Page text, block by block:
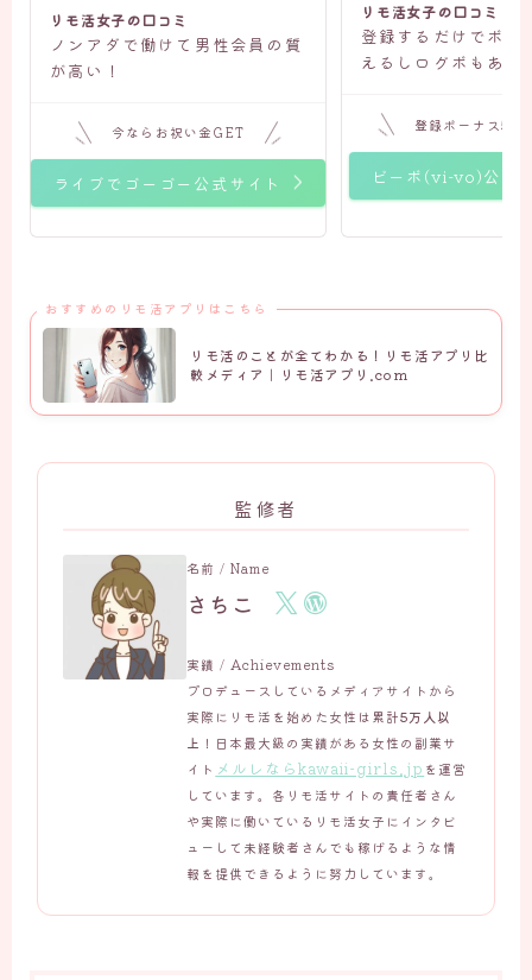
リモ活女子の口コミ
ノンアダで働けて男性会員の質
が高い！
今ならお祝い金GET
ライブでゴーゴー公式サイト
リモ活女子の口コミ
登録するだけでボー
えるしログボもある
登録ボーナス
ビーボ(vi-vo)公式
おすすめのリモ活アプリはこちら
リモ活のことが全てわかる！リモ活アプリ比
較メディア｜リモ活アプリ.com
監修者
名前 / Name
さちこ
実績 / Achievements
プロデュースしているメディアサイトから
実際にリモ活を始めた女性は累計5万人以
上 ！日本最大級の実績がある女性の副業サ
イト メルレならkawaii-girls.jp を運営
しています。各リモ活サイトの責任者さん
や実際に働いているリモ活女子にインタビ
ューして未経験者さんでも稼げるような情
報を提供できるように努力しています。